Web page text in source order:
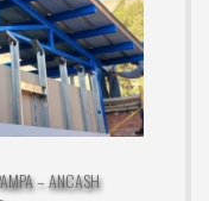
– ANCASH